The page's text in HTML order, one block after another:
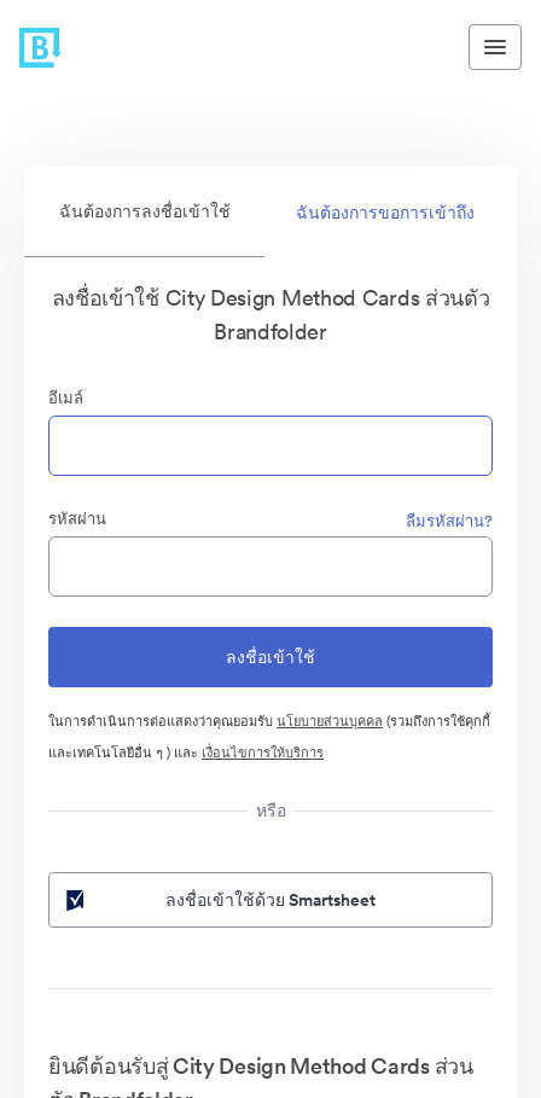
ฉันต้องการลงชื่อเข้าใช้ ฉันต้องการขอการเข้าถึง
ลงชื่อเข้าใช้ City Design Method Cards ส่วนตัว
Brandfolder
อีเมล์
รหัสผ่าน ลืมรหัสผ่าน?
ในการดำเนินการต่อแสดงว่าคุณยอมรับนโยบายส่วนบุคคล (รวมถึงการใช้คุกกี้
และเทคโนโลยีอื่น ๆ ) และ เงื่อนไขการให้บริการ
หรือ
ลงชื่อเข้าใช้ด้วย Smartsheet
ยินดีต้อนรับสู่ City Design Method Cards ส่วน